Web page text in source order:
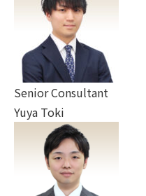
Senior Consultant
Yuya Toki